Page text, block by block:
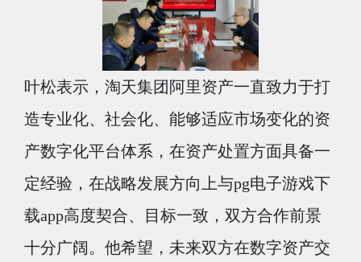
叶松表示，淘天集团阿里资产一直致力于打
造专业化、社会化、能够适应市场变化的资
产数字化平台体系，在资产处置方面具备一
定经验，在战略发展方向上与pg电子游戏下
载app高度契合、目标一致，双方合作前景
十分广阔。他希望，未来双方在数字资产交